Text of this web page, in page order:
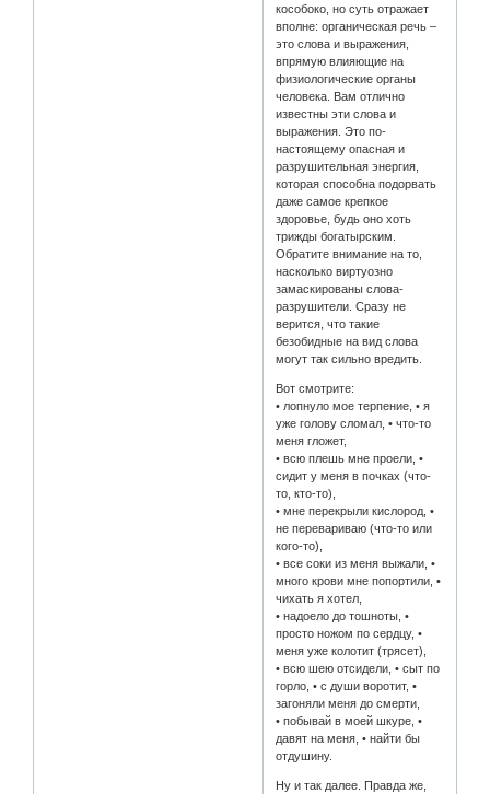
кособоко, но суть отражает
вполне: органическая речь –
это слова и выражения,
впрямую влияющие на
физиологические органы
человека. Вам отлично
известны эти слова и
выражения. Это по-
настоящему опасная и
разрушительная энергия,
которая способна подорвать
даже самое крепкое
здоровье, будь оно хоть
трижды богатырским.
Обратите внимание на то,
насколько виртуозно
замаскированы слова-
разрушители. Сразу не
верится, что такие
безобидные на вид слова
могут так сильно вредить.
Вот смотрите:
• лопнуло мое терпение, • я
уже голову сломал, • что-то
меня гложет,
• всю плешь мне проели, •
сидит у меня в почках (что-
то, кто-то),
• мне перекрыли кислород, •
не перевариваю (что-то или
кого-то),
• все соки из меня выжали, •
много крови мне попортили, •
чихать я хотел,
• надоело до тошноты, •
просто ножом по сердцу, •
меня уже колотит (трясет),
• всю шею отсидели, • сыт по
горло, • с души воротит, •
загоняли меня до смерти,
• побывай в моей шкуре, •
давят на меня, • найти бы
отдушину.
Ну и так далее. Правда же,